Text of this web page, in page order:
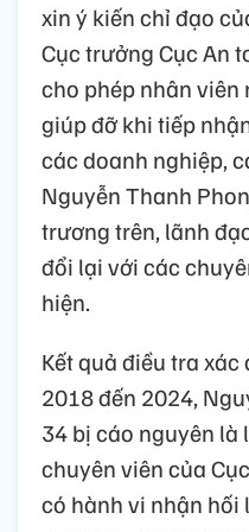
xin ý kiến chỉ đạo
Cục trưởng Cục An
cho phép nhân viên
giúp đỡ khi tiếp
các doanh nghiệp,
Nguyễn Thanh
trương trên, lãnh
đổi lại với các
hiện.
Kết quả điều tra
2018 đến 2024,
34 bị cáo nguyên là
chuyên viên của
có hành vi nhận hối